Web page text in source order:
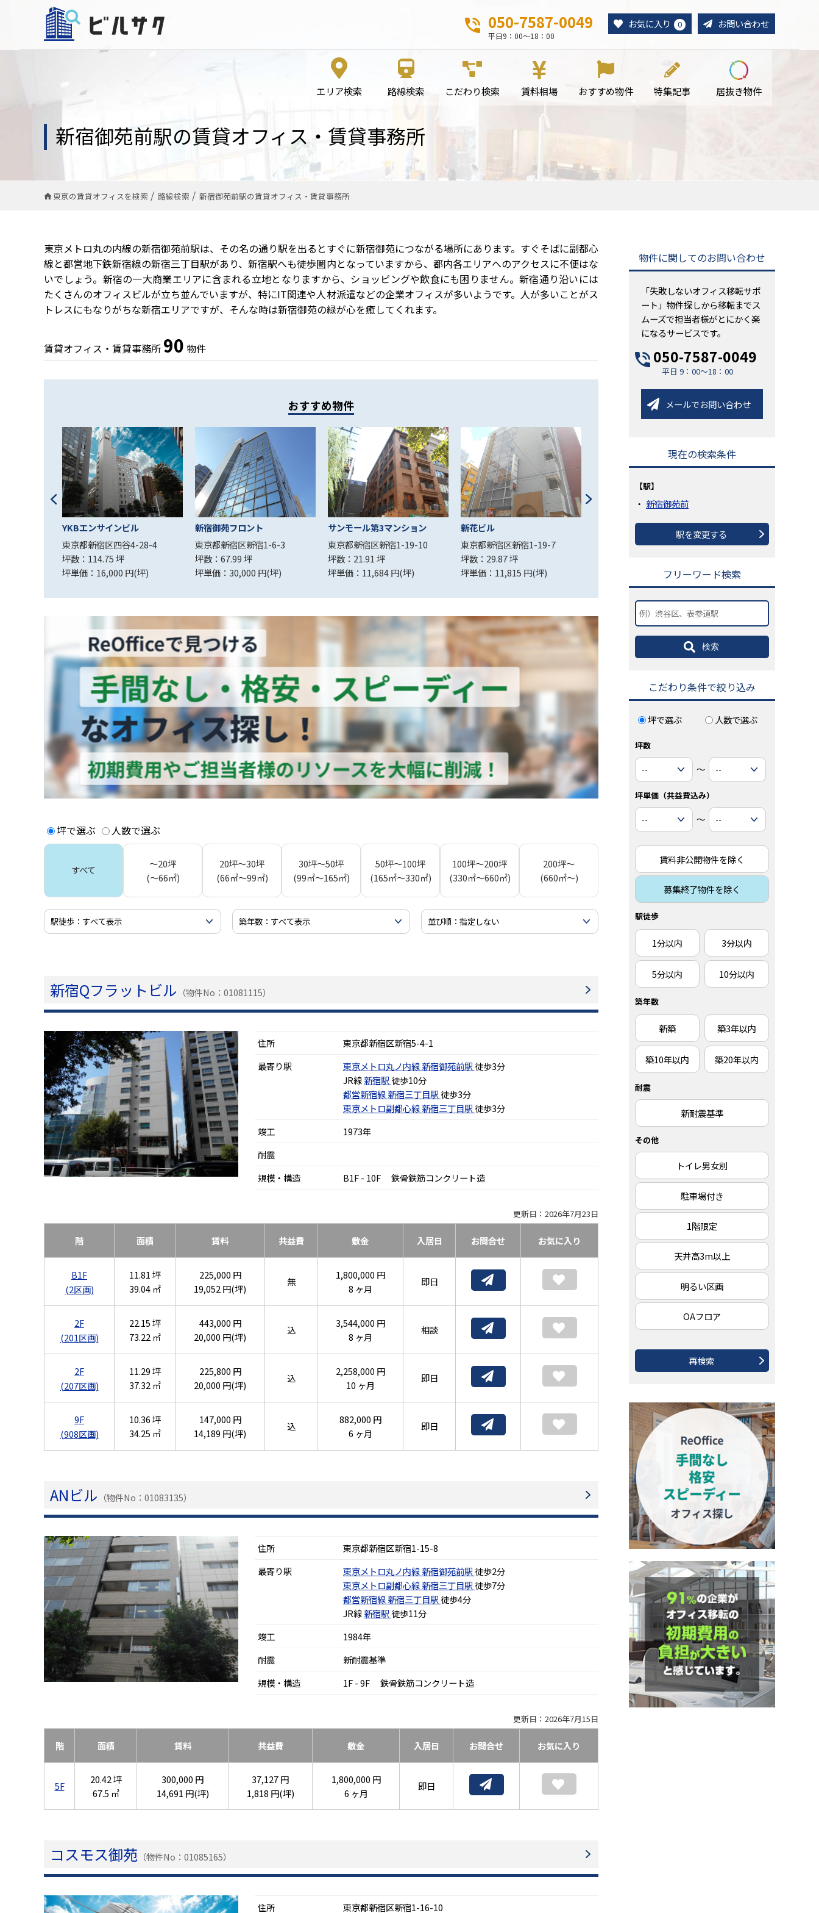
050-7587-0049
平日9：00～18：00
お気に入り 0 お問い合わせ
エリア検索 路線検索 こだわり検索 賃料相場 おすすめ物件 特集記事 居抜き物件
新宿御苑前駅の賃貸オフィス・賃貸事務所
東京の賃貸オフィスを検索 路線検索 新宿御苑前駅の賃貸オフィス・賃貸事務所
東京メトロ丸の内線の新宿御苑前駅は、その名の通り駅を出るとすぐに新宿御苑につながる場所にあります。すぐそばに副都心
線と都営地下鉄新宿線の新宿三丁目駅があり、新宿駅へも徒歩圏内となっていますから、都内各エリアへのアクセスに不便はな
いでしょう。新宿の一大商業エリアに含まれる立地となりますから、ショッピングや飲食にも困りません。新宿通り沿いには
たくさんのオフィスビルが立ち並んでいますが、特にIT関連や人材派遣などの企業オフィスが多いようです。人が多いことがス
トレスにもなりがちな新宿エリアですが、そんな時は新宿御苑の緑が心を癒してくれます。
賃貸オフィス・賃貸事務所 90 物件
おすすめ物件
YKBエンサインビル
東京都新宿区四谷4-28-4
坪数：114.75 坪
坪単価：16,000 円(坪)
新宿御苑フロント
東京都新宿区新宿1-6-3
坪数：67.99 坪
坪単価：30,000 円(坪)
サンモール第3マンション
東京都新宿区新宿1-19-10
坪数：21.91 坪
坪単価：11,684 円(坪)
新花ビル
東京都新宿区新宿1-19-7
坪数：29.87 坪
坪単価：11,815 円(坪)
DeLCCS新宿御苑ビル
東京都新宿区四谷4-25-6
坪単価：22,000 円(坪)
文芸社新宿御苑ビル
東京都新宿区新宿1-11-
坪単価：15,000 円(坪)
坪で選ぶ 人数で選ぶ
すべて
～20坪
(～66㎡)
20坪～30坪
(66㎡～99㎡)
30坪～50坪
(99㎡～165㎡)
50坪～100坪
(165㎡～330㎡)
100坪～200坪
(330㎡～660㎡)
200坪～
(660㎡～)
新宿Qフラットビル （物件No：01081115）
住所
東京都新宿区新宿5-4-1
最寄り駅
東京メトロ丸ノ内線新宿御苑前駅 徒歩3分
JR線新宿駅 徒歩10分
都営新宿線新宿三丁目駅 徒歩3分
東京メトロ副都心線新宿三丁目駅 徒歩3分
竣工
1973年
耐震
規模・構造
B1F - 10F 鉄骨鉄筋コンクリート造
更新日：2026年7月23日
階 面積 賃料 共益費 敷金 入居日 お問合せ お気に入り
B1F
(2区画)
11.81 坪
39.04 ㎡
225,000 円
19,052 円(坪)
無
1,800,000 円
8 ヶ月
即日
2F
(201区画)
22.15 坪
73.22 ㎡
443,000 円
20,000 円(坪)
込
3,544,000 円
8 ヶ月
相談
2F
(207区画)
11.29 坪
37.32 ㎡
225,800 円
20,000 円(坪)
込
2,258,000 円
10 ヶ月
即日
9F
(908区画)
10.36 坪
34.25 ㎡
147,000 円
14,189 円(坪)
込
882,000 円
6 ヶ月
即日
ANビル （物件No：01083135）
住所
東京都新宿区新宿1-15-8
最寄り駅
東京メトロ丸ノ内線新宿御苑前駅 徒歩2分
東京メトロ副都心線新宿三丁目駅 徒歩7分
都営新宿線新宿三丁目駅 徒歩4分
JR線新宿駅 徒歩11分
竣工
1984年
耐震
新耐震基準
規模・構造
1F - 9F 鉄骨鉄筋コンクリート造
更新日：2026年7月15日
階 面積 賃料 共益費 敷金 入居日 お問合せ お気に入り
5F
20.42 坪
67.5 ㎡
300,000 円
14,691 円(坪)
37,127 円
1,818 円(坪)
1,800,000 円
6 ヶ月
即日
コスモス御苑 （物件No：01085165）
住所
東京都新宿区新宿1-16-10
物件に関してのお問い合わせ
「失敗しないオフィス移転サポ
ート」物件探しから移転までス
ムーズで担当者様がとにかく楽
になるサービスです。
050-7587-0049
平日 9：00～18：00
メールでお問い合わせ
現在の検索条件
【駅】
新宿御苑前
駅を変更する
フリーワード検索
検索
こだわり条件で絞り込み
坪で選ぶ 人数で選ぶ
坪数
～
坪単価（共益費込み）
～
賃料非公開物件を除く
募集終了物件を除く
駅徒歩
1分以内 3分以内
5分以内 10分以内
築年数
新築 築3年以内
築10年以内 築20年以内
耐震
新耐震基準
その他
トイレ男女別
駐車場付き
1階限定
天井高3m以上
明るい区画
OAフロア